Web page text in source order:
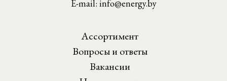
E-mail: info@energy.by
Ассортимент
Вопросы и ответы
Вакансии